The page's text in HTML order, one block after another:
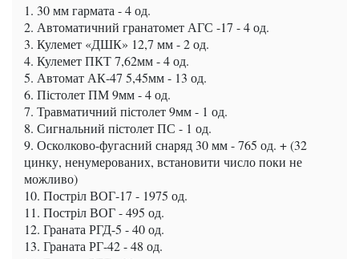
1. 30 мм гармата - 4 од.
2. Автоматичний гранатомет АГС -17 - 4 од.
3. Кулемет «ДШК» 12,7 мм - 2 од.
4. Кулемет ПКТ 7,62мм - 4 од.
5. Автомат АК-47 5,45мм - 13 од.
6. Пістолет ПМ 9мм - 4 од.
7. Травматичний пістолет 9мм - 1 од.
8. Сигнальний пістолет ПС - 1 од.
9. Осколково-фугасний снаряд 30 мм - 765 од. + (32
цинку, ненумерованих, встановити число поки не
можливо)
10. Постріл ВОГ-17 - 1975 од.
11. Постріл ВОГ - 495 од.
12. Граната РГД-5 - 40 од.
13. Граната РГ-42 - 48 од.